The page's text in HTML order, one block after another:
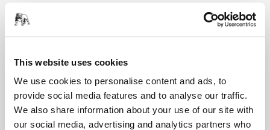
This website uses cookies
We use cookies to personalise content and ads, to
provide social media features and to analyse our traffic.
We also share information about your use of our site with
our social media, advertising and analytics partners who
Servicio Posventa exclusivo de Mirka
Garantía Mirka para Máquinas
Abrasivos y máquinas profesionales para un
acabado impecable